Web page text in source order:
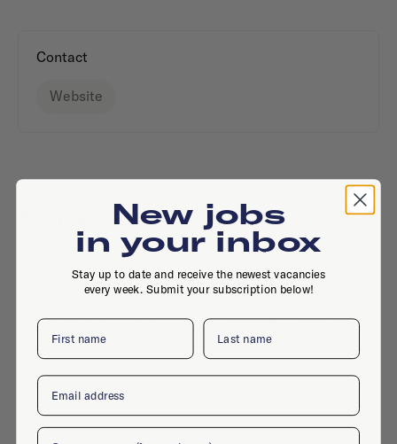
Contact
Website
Active jobs
No active jobs right now
Is this your company profile?Place a job
New jobs
in your inbox
Stay up to date and receive the newest vacancies
every week. Submit your subscription below!
First name Last name
Email
Company